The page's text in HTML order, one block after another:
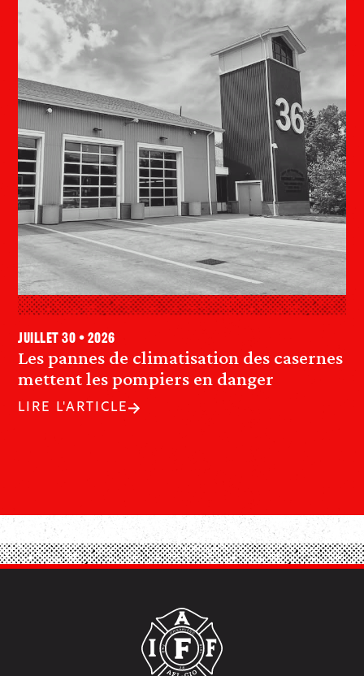
Les pannes de climatisation des casernes
mettent les pompiers en danger
juillet 30 • 2026
LIRE L'ARTICLE